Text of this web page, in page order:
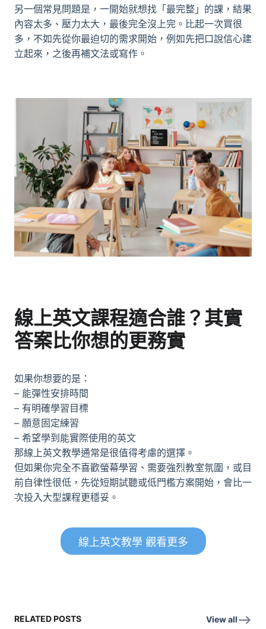
另一個常見問題是，一開始就想找「最完整」的課，結果
內容太多、壓力太大，最後完全沒上完。比起一次買很
多，不如先從你最迫切的需求開始，例如先把口說信心建
立起來，之後再補文法或寫作。
線上英文課程適合誰？其實
答案比你想的更務實
如果你想要的是：
– 能彈性安排時間
– 有明確學習目標
– 願意固定練習
– 希望學到能實際使用的英文
那線上英文教學通常是很值得考慮的選擇。
但如果你完全不喜歡螢幕學習、需要強烈教室氛圍，或目
前自律性很低，先從短期試聽或低門檻方案開始，會比一
次投入大型課程更穩妥。
線上英文教學 觀看更多
RELATED POSTS View all